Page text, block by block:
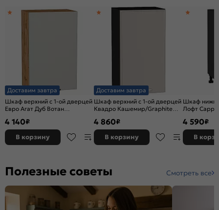
Доставим завтра
Шкаф верхний с 1-ой дверцей
Евро Агат Дуб Вотан
4 140₽
В корзину
Доставим завтра
Шкаф верхний с 1-ой дверцей
Квадро Кашемир/Graphite
4 860₽
В корзину
Шкаф
Лофт
4 590₽
В
Полезные советы Смотреть все